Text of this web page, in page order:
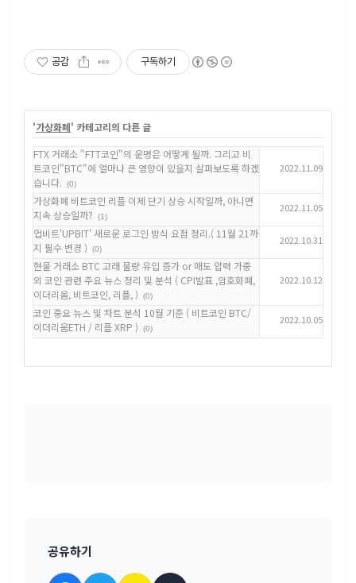
공감 구독하기
'가상화폐' 카테고리의 다른 글
FTX 거래소 "FTT코인"의 운명은 어떻게 될까. 그리고 비
트코인"BTC"에 얼마나 큰 영향이 있을지 살펴보도록 하겠
습니다.
(0)
2022.11.09
가상화폐 비트코인 리플 이제 단기 상승 시작일까, 아니면
지속 상승일까?
(1)
2022.11.05
업비트'UPBIT' 새로운 로그인 방식 요점 정리.( 11월 21까
지 필수 변경 )
(0)
2022.10.31
현물 거래소 BTC 고래 물량 유입 증가 or 매도 압력 가중
외 코인 관련 주요 뉴스 정리 및 분석 ( CPI발표 ,암호화폐,
이더리움, 비트코인, 리플, )
(0)
2022.10.12
코인 중요 뉴스 및 차트 분석 10월 기준 ( 비트코인 BTC/
이더리움ETH / 리플 XRP )
(0)
2022.10.05
공유하기